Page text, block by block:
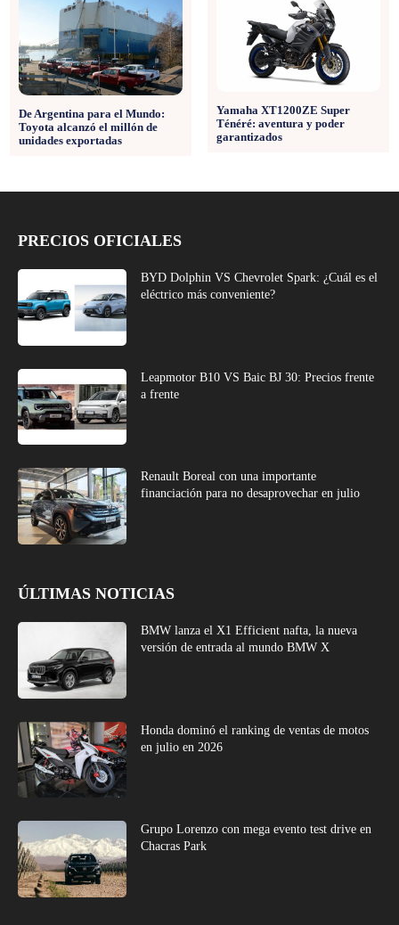
De Argentina para el Mundo:
Toyota alcanzó el millón de
unidades exportadas
Yamaha XT1200ZE Super
Ténéré: aventura y poder
garantizados
PRECIOS OFICIALES
BYD Dolphin VS Chevrolet Spark: ¿Cuál es el
eléctrico más conveniente?
Leapmotor B10 VS Baic BJ 30: Precios frente
a frente
Renault Boreal con una importante
financiación para no desaprovechar en julio
ÚLTIMAS NOTICIAS
BMW lanza el X1 Efficient nafta, la nueva
versión de entrada al mundo BMW X
Honda dominó el ranking de ventas de motos
en julio en 2026
Grupo Lorenzo con mega evento test drive en
Chacras Park